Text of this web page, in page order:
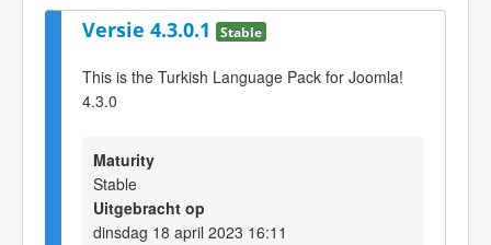
Versie 4.3.0.1 Stable
This is the Turkish Language Pack for Joomla!
4.3.0
Maturity
Stable
Uitgebracht op
dinsdag 18 april 2023 16:11